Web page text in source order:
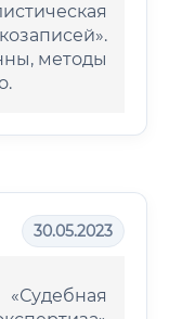
методы
30.05.2023